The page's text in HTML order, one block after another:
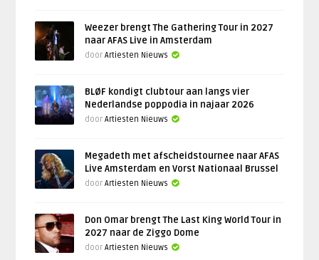
Weezer brengt The Gathering Tour in 2027
naar AFAS Live in Amsterdam
doorArtiesten Nieuws
BLØF kondigt clubtour aan langs vier
Nederlandse poppodia in najaar 2026
doorArtiesten Nieuws
Megadeth met afscheidstournee naar AFAS
Live Amsterdam en Vorst Nationaal Brussel
doorArtiesten Nieuws
Don Omar brengt The Last King World Tour in
2027 naar de Ziggo Dome
doorArtiesten Nieuws